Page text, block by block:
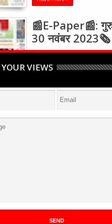
📰E-Paper📰:
30 नवंबर 2023🗞
ULHAS VIKAS HINDI DAILY
Read more »
VIEWS